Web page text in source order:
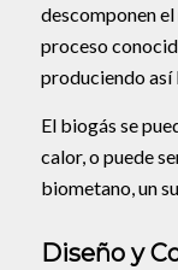
descomponen
proceso
produciendo así
El biogás se
calor, o puede
biometano, un
Diseño y